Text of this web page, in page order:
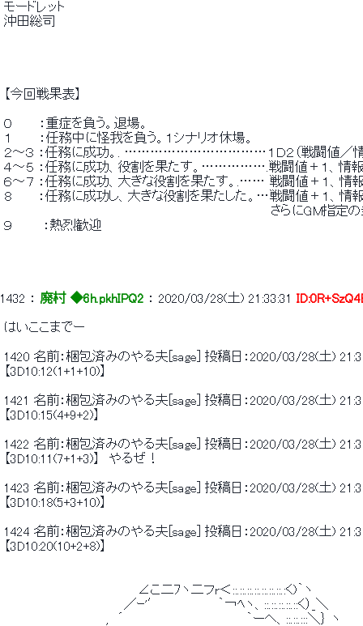
モードレット
沖田総司
【今回戦果表】
０　　　：重症を負う。退場。
１　　　：任務中に怪我を負う。１シナリオ休場。
２～３ ：任務に成功。. ……………………………１Ｄ２（戦闘値／情
４～５ ：任務に成功、役割を果たす。…………….戦闘値＋１、情報
６～７ ：任務に成功、大きな役割を果たす。.…… 戦闘値＋１、情
８　 　 ：任務に成功し、大きな役割を果たした。…戦闘値＋１、
さらにGM指定の乗務員ス
９　 　　：熱烈歓迎
1432 ： 廃村 ◆6h.pkhIPQ2 ： 2020/03/28(土) 21:33:31
はいここまでー
1420 名前：梱包済みのやる夫[sage] 投稿日：2020/03/28(土)
【3D10:12(1+1+10)】
1421 名前：梱包済みのやる夫[sage] 投稿日：2020/03/28(土)
【3D10:15(4+9+2)】
1422 名前：梱包済みのやる夫[sage] 投稿日：2020/03/28(土)
【3D10:11(7+1+3)】　やるぜ！
1423 名前：梱包済みのやる夫[sage] 投稿日：2020/03/28(土)
【3D10:18(5+3+10)】
1424 名前：梱包済みのやる夫[sage] 投稿日：2020/03/28(土)
【3D10:20(10+2+8)】
∠こ二ﾌヽ二フr＜::.::.::.::.::.::.::.:く)｀ヽ
／ｰ'′　　　　　　 ｀￢ﾍヽ、::.::.::.::.::く）_＼
,　´　　　　　　 　 　 　 　 　 ｀ーヘ、::.::.:::＼｝ ヽ